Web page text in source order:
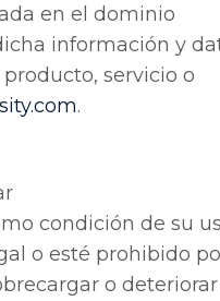
en el dominio
información y
servicio o
.com.
condición de su
o esté prohibido
o